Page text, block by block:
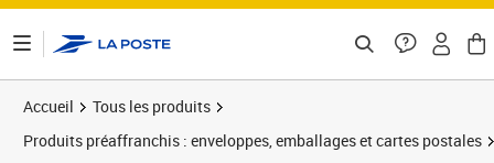
Accueil
Tous les produits
Produits préaffranchis : enveloppes, emballages et cartes postales